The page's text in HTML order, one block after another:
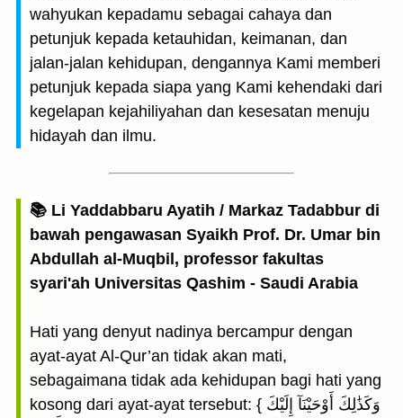
wahyukan kepadamu sebagai cahaya dan
petunjuk kepada ketauhidan, keimanan, dan
jalan-jalan kehidupan, dengannya Kami memberi
petunjuk kepada siapa yang Kami kehendaki dari
kegelapan kejahiliyahan dan kesesatan menuju
hidayah dan ilmu.
📚 Li Yaddabbaru Ayatih / Markaz Tadabbur di
bawah pengawasan Syaikh Prof. Dr. Umar bin
Abdullah al-Muqbil, professor fakultas
syari'ah Universitas Qashim - Saudi Arabia
Hati yang denyut nadinya bercampur dengan
ayat-ayat Al-Qur’an tidak akan mati,
sebagaimana tidak ada kehidupan bagi hati yang
kosong dari ayat-ayat tersebut: { وَكَذَٰلِكَ أَوْحَيْنَآ إِلَيْكَ